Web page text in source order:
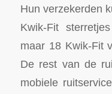
Hun verzekerden
Kwik-Fit
maar 18 Kwik-Fit
De rest van de
mobiele